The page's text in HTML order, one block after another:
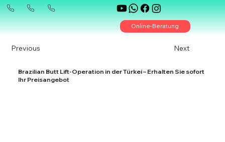
Online-Beratung
Next
Previous
Brazilian Butt Lift-Operation in der Türkei – Erhalten Sie sofort
Ihr Preisangebot